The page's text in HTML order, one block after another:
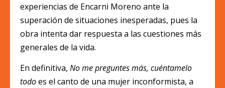
experiencias de Encarni Moreno ante la
superación de situaciones inesperadas, pues la
obra intenta dar respuesta a las cuestiones más
generales de la vida.
En definitiva, No me preguntes más, cuéntamelo
todoes el canto de una mujer inconformista, a